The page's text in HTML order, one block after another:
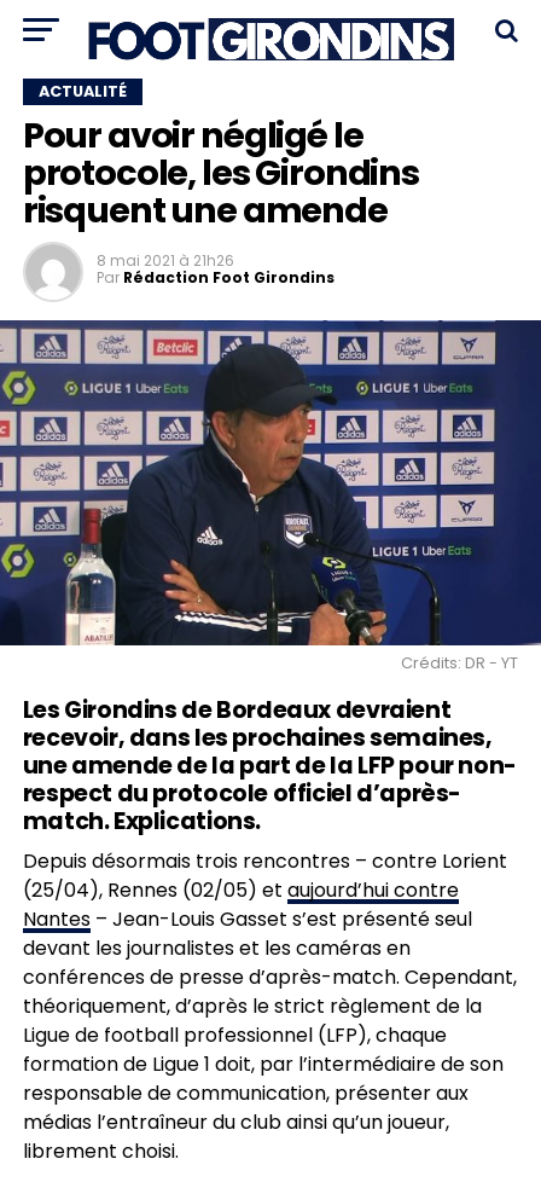
ACTUALITÉ
Pour avoir négligé le
protocole, les Girondins
risquent une amende
8 mai 2021 à 21h26
Par Rédaction Foot Girondins
Crédits: DR - YT
Les Girondins de Bordeaux devraient
recevoir, dans les prochaines semaines,
une amende de la part de la LFP pour non-
respect du protocole officiel d’après-
match. Explications.
Depuis désormais trois rencontres – contre Lorient
(25/04), Rennes (02/05) et aujourd’hui contre
Nantes– Jean-Louis Gasset s’est présenté seul
devant les journalistes et les caméras en
conférences de presse d’après-match. Cependant,
théoriquement, d’après le strict règlement de la
Ligue de football professionnel (LFP), chaque
formation de Ligue 1 doit, par l’intermédiaire de son
responsable de communication, présenter aux
médias l’entraîneur du club ainsi qu’un joueur,
librement choisi.